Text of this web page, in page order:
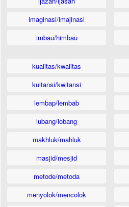
imaginasi/imajinasi
imbau/himbau
kualitas/kwalitas
kuitansi/kwitansi
lembap/lembab
lubang/lobang
makhluk/mahluk
masjid/mesjid
metode/metoda
menyolok/mencolok